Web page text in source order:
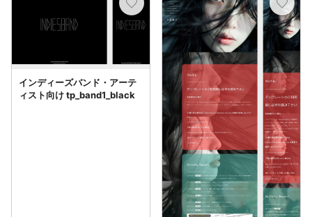
インディーズバンド・アーテ
ィスト向け tp_band1_black